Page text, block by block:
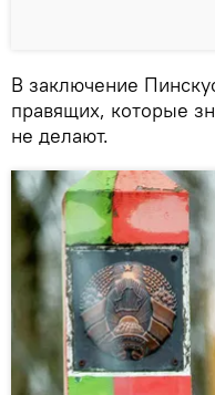
В заключение
правящих, которые
не делают.